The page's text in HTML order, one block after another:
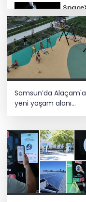
altına
Türk
Samsun’da Alaçam'a
yeni yaşam alanı